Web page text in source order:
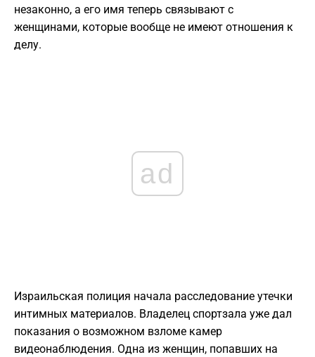
незаконно, а его имя теперь связывают с
женщинами, которые вообще не имеют отношения к
делу.
ad
Израильская полиция начала расследование утечки
интимных материалов. Владелец спортзала уже дал
показания о возможном взломе камер
видеонаблюдения. Одна из женщин, попавших на